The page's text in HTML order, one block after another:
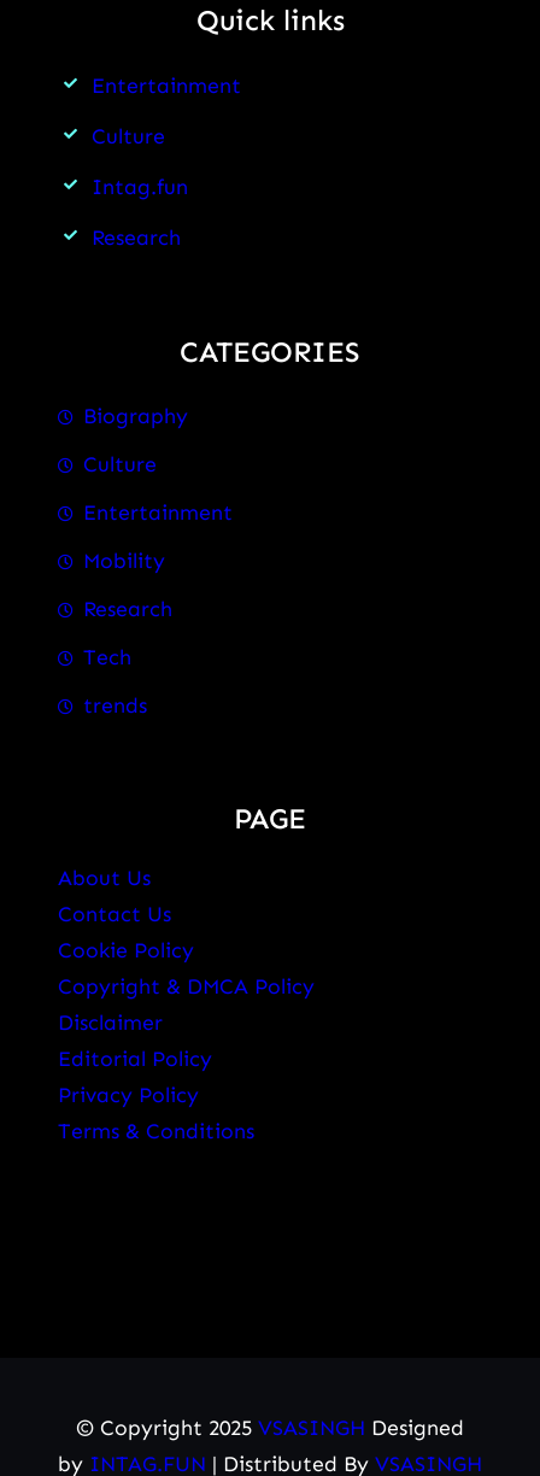
Quick links
Entertainment
Culture
Intag.fun
Research
CATEGORIES
Biography
Culture
Entertainment
Mobility
Research
Tech
trends
PAGE
About Us
Contact Us
Cookie Policy
Copyright & DMCA Policy
Disclaimer
Editorial Policy
Privacy Policy
Terms & Conditions
© Copyright 2025 VSASINGH Designed
by INTAG.FUN | Distributed By VSASINGH